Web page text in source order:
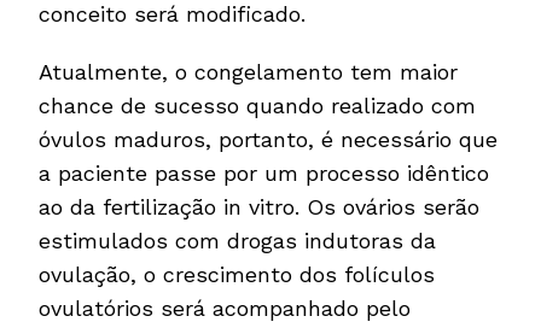
conceito será modificado.
Atualmente, o congelamento tem maior
chance de sucesso quando realizado com
óvulos maduros, portanto, é necessário que
a paciente passe por um processo idêntico
ao da fertilização in vitro. Os ovários serão
estimulados com drogas indutoras da
ovulação, o crescimento dos folículos
ovulatórios será acompanhado pelo